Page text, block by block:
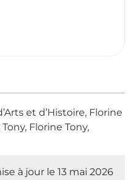
et d’Histoire, Florine
Florine Tony,
à jour le 13 mai 2026